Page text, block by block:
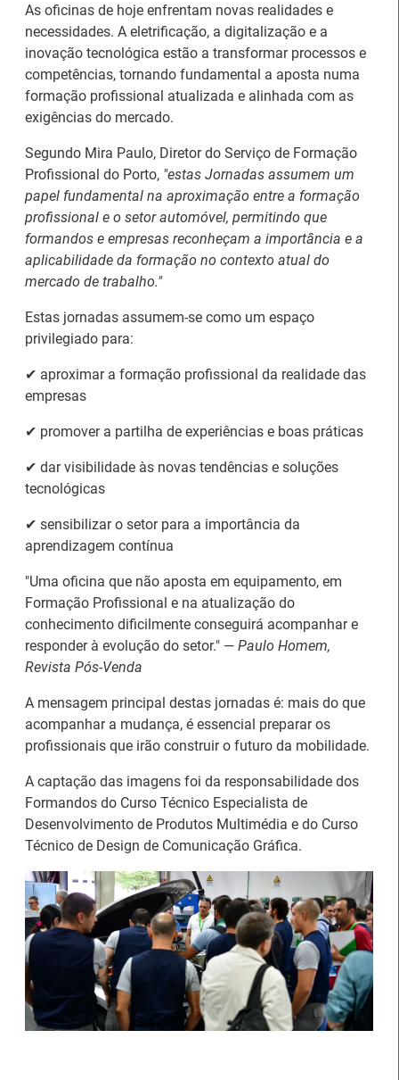
IEFP Recruta para a
Região Norte
candidaturas abertas
para apoios à
organização de feiras e
certames
Webinar sobre Estagiar
nas Instituições da UE
Abertura de candidaturas
aos apoios à contratação
As oficinas de hoje enfrentam novas realidades e
necessidades. A eletrificação, a digitalização e a
inovação tecnológica estão a transformar processos e
competências, tornando fundamental a aposta numa
formação profissional atualizada e alinhada com as
exigências do mercado.
Segundo Mira Paulo, Diretor do Serviço de Formação
Profissional do Porto, "estas Jornadas assumem um
papel fundamental na aproximação entre a formação
profissional e o setor automóvel, permitindo que
formandos e empresas reconheçam a importância e a
aplicabilidade da formação no contexto atual do
mercado de trabalho."
Estas jornadas assumem-se como um espaço
privilegiado para:
✔ aproximar a formação profissional da realidade das
empresas
✔ promover a partilha de experiências e boas práticas
✔ dar visibilidade às novas tendências e soluções
tecnológicas
✔ sensibilizar o setor para a importância da
aprendizagem contínua
"Uma oficina que não aposta em equipamento, em
Formação Profissional e na atualização do
conhecimento dificilmente conseguirá acompanhar e
responder à evolução do setor." — Paulo Homem,
Revista Pós-Venda
A mensagem principal destas jornadas é: mais do que
acompanhar a mudança, é essencial preparar os
profissionais que irão construir o futuro da mobilidade.
A captação das imagens foi da responsabilidade dos
Formandos do Curso Técnico Especialista de
Desenvolvimento de Produtos Multimédia e do Curso
Técnico de Design de Comunicação Gráfica.
Notícias disponíveis
Formandos do IEFP distinguidos pelo
Município de Águeda
27 Julho 2026
O Município de Águeda distinguiu dois formandos do
pelos seus percursos de excelência académica,
profissional e cívica, no dia 16 de julho.
IEFP e PSP promovem ações de
sensibilização para uma comunidade
formativa mais informada e responsável
09 Julho 2026